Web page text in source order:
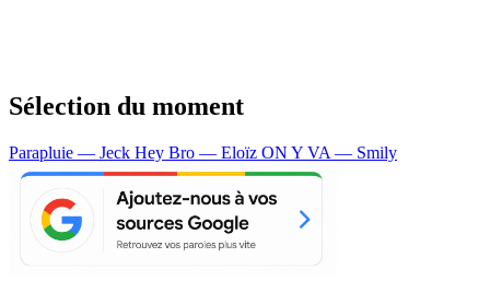
Sélection du moment
Parapluie — Jeck Hey Bro — Eloïz ON Y VA — Smily